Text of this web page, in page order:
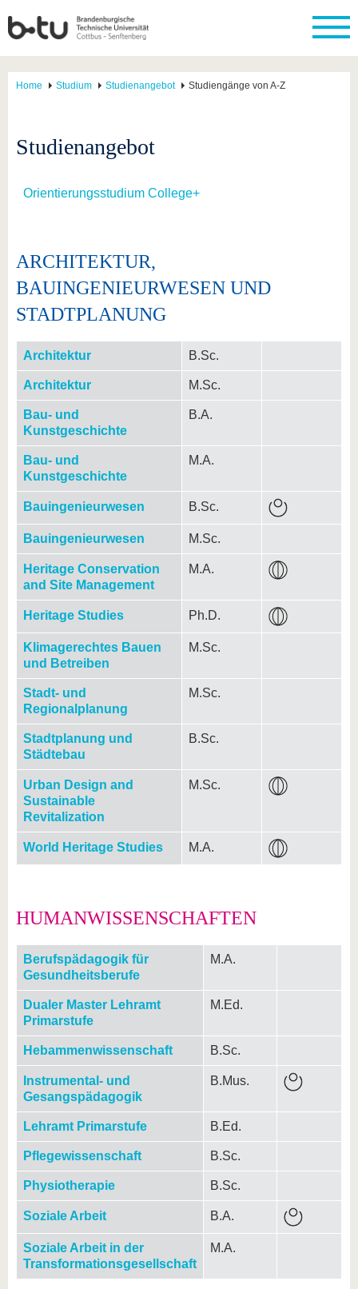
Home Studium Studienangebot Studiengänge von A-Z
Studienangebot
Orientierungsstudium College+
ARCHITEKTUR,
BAUINGENIEURWESEN UND
STADTPLANUNG
Architektur B.Sc.
Architektur M.Sc.
Bau- und
Kunstgeschichte
B.A.
Bau- und
Kunstgeschichte
M.A.
Bauingenieurwesen B.Sc.
Bauingenieurwesen M.Sc.
Heritage Conservation
and Site Management
M.A.
Heritage Studies Ph.D.
Klimagerechtes Bauen
und Betreiben
M.Sc.
Stadt- und
Regionalplanung
M.Sc.
Stadtplanung und
Städtebau
B.Sc.
Urban Design and
Sustainable
Revitalization
M.Sc.
World Heritage Studies M.A.
HUMANWISSENSCHAFTEN
Berufspädagogik für
Gesundheitsberufe
M.A.
Dualer Master Lehramt
Primarstufe
M.Ed.
Hebammenwissenschaft B.Sc.
Instrumental- und
Gesangspädagogik
B.Mus.
Lehramt Primarstufe B.Ed.
Pflegewissenschaft B.Sc.
Physiotherapie B.Sc.
Soziale Arbeit B.A.
Soziale Arbeit in der
Transformationsgesellschaft
M.A.